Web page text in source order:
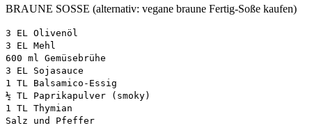
BRAUNE SOSSE (alternativ: vegane braune Fertig-Soße kaufen)
3 EL Olivenöl
3 EL Mehl
600 ml Gemüsebrühe
3 EL Sojasauce
1 TL Balsamico-Essig
½ TL Paprikapulver (smoky)
1 TL Thymian
Salz und Pfeffer